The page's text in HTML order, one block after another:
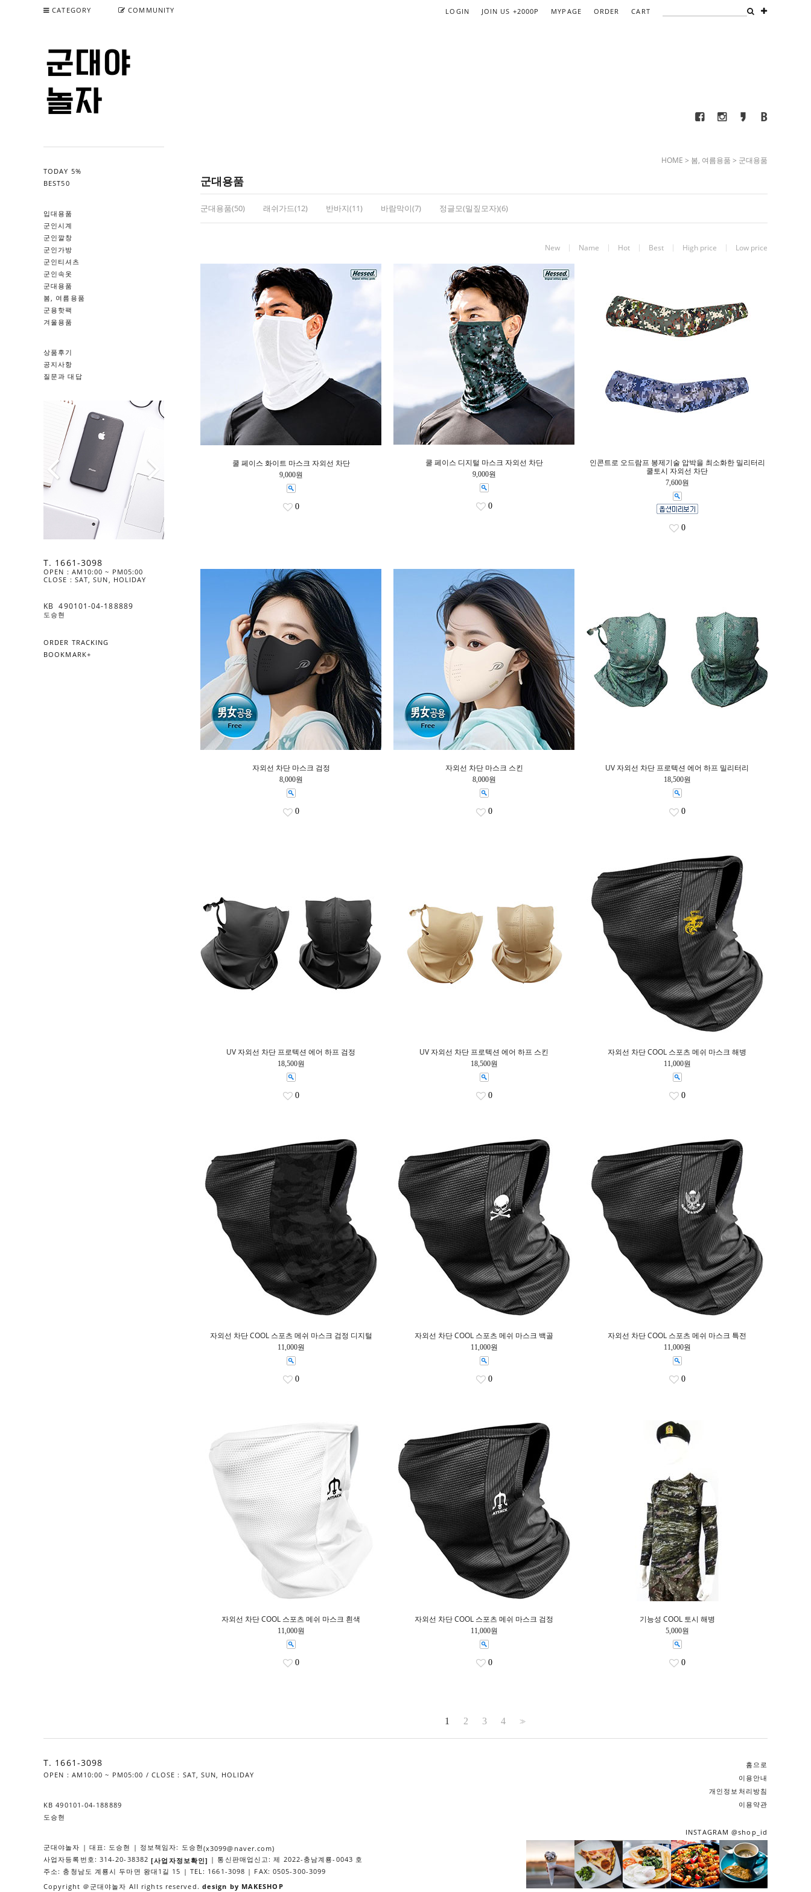
CATEGORY COMMUNITY LOGIN JOIN US +2000P MYPAGE ORDER CART
TODAY 5%
BEST50
입대용품
군인시계
군인깔창
군인가방
군인티셔츠
군인속옷
군대용품
봄, 여름용품
군용핫팩
겨울용품
상품후기
공지사항
질문과 대답
T. 1661-3098
OPEN : AM10:00 ~ PM05:00
CLOSE : SAT, SUN, HOLIDAY
KB  490101-04-188889
도승현
ORDER TRACKING
BOOKMARK+
HOME > 봄, 여름용품 > 군대용품
군대용품
군대용품(50) 래쉬가드(12) 반바지(11) 바람막이(7) 정글모(밀짚모자)(6)
New Name Hot Best High price Low price
쿨 페이스 화이트 마스크 자외선 차단
9,000원
0
쿨 페이스 디지털 마스크 자외선 차단
9,000원
0
인콘트로 오드람프 봉제기술 압박을 최소화한 밀리터리
쿨토시 자외선 차단
7,600원
0
자외선 차단 마스크 검정
8,000원
0
자외선 차단 마스크 스킨
8,000원
0
UV 자외선 차단 프로텍션 에어 하프 밀리터리
18,500원
0
UV 자외선 차단 프로텍션 에어 하프 검정
18,500원
0
UV 자외선 차단 프로텍션 에어 하프 스킨
18,500원
0
자외선 차단 COOL 스포츠 메쉬 마스크 해병
11,000원
0
자외선 차단 COOL 스포츠 메쉬 마스크 검정 디지털
11,000원
0
자외선 차단 COOL 스포츠 메쉬 마스크 백골
11,000원
0
자외선 차단 COOL 스포츠 메쉬 마스크 특전
11,000원
0
자외선 차단 COOL 스포츠 메쉬 마스크 흰색
11,000원
0
자외선 차단 COOL 스포츠 메쉬 마스크 검정
11,000원
0
기능성 COOL 토시 해병
5,000원
0
1 2 3 4 >>
T. 1661-3098
OPEN : AM10:00 ~ PM05:00 / CLOSE : SAT, SUN, HOLIDAY
KB 490101-04-188889
도승현
군대야놀자 | 대표: 도승현 | 정보책임자: 도승현(x3099@naver.com)
사업자등록번호: 314-20-38382[사업자정보확인] | 통신판매업신고: 제 2022-충남계룡-0043 호
주소: 충청남도 계룡시 두마면 왕대1길 15 | TEL: 1661-3098 | FAX: 0505-300-3099
Copyright ＠군대야놀자 All rights reserved. design by MAKESHOP
홈으로
이용안내
개인정보처리방침
이용약관
INSTAGRAM @shop_id